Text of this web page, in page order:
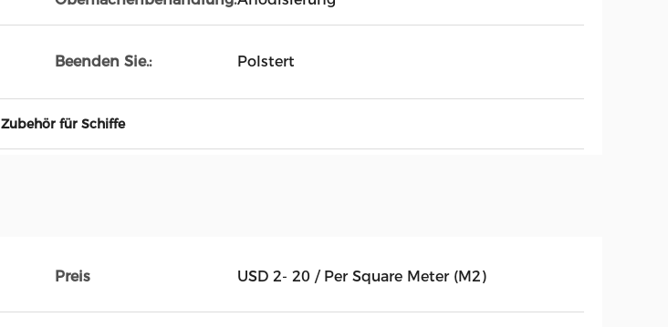
Beenden Sie.: Polstert
Zubehör für Schiffe
Preis USD 2- 20 / Per Square Meter (M2)